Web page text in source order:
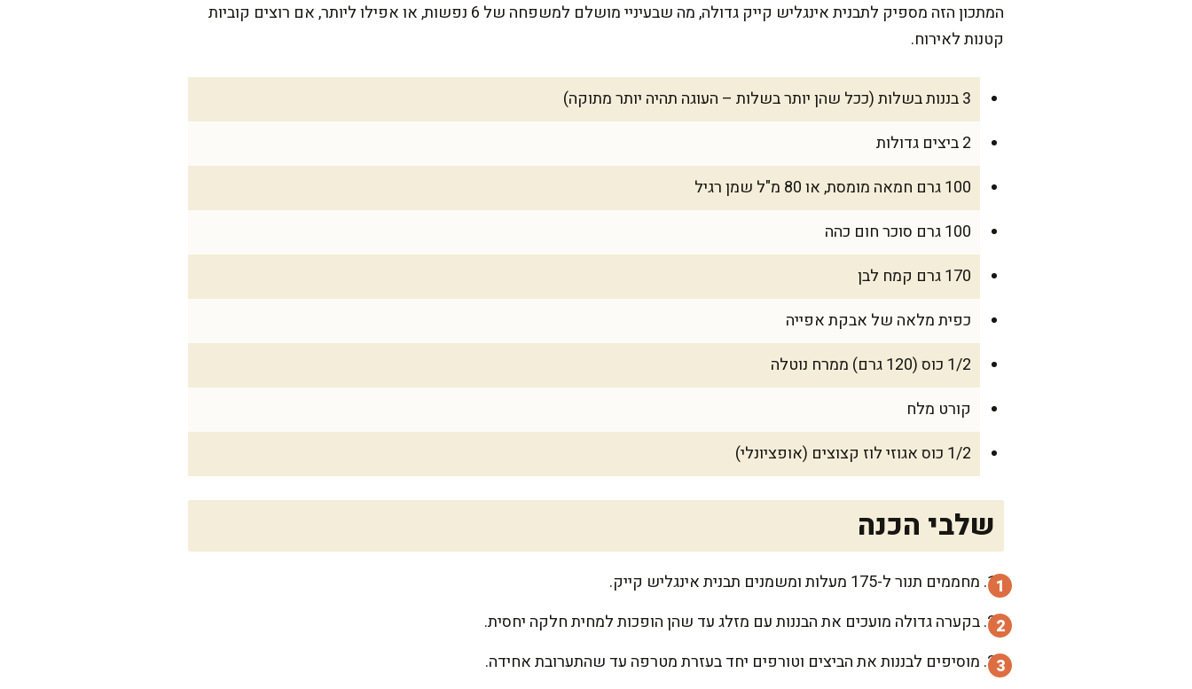
המתכון הזה מספיק לתבנית אינגליש קייק גדולה, מה שבעיניי מושלם למשפחה של 6 נפשות, או אפילו ליותר, אם רוצים קוביות
קטנות לאירוח.
3 בננות בשלות (ככל שהן יותר בשלות – העוגה תהיה יותר מתוקה)
2 ביצים גדולות
100 גרם חמאה מומסת, או 80 מ"ל שמן רגיל
100 גרם סוכר חום כהה
170 גרם קמח לבן
כפית מלאה של אבקת אפייה
1/2 כוס (120 גרם) ממרח נוטלה
קורט מלח
1/2 כוס אגוזי לוז קצוצים (אופציונלי)
שלבי הכנה
מחממים תנור ל-175 מעלות ומשמנים תבנית אינגליש קייק.
בקערה גדולה מועכים את הבננות עם מזלג עד שהן הופכות למחית חלקה יחסית.
מוסיפים לבננות את הביצים וטורפים יחד בעזרת מטרפה עד שהתערובת אחידה.